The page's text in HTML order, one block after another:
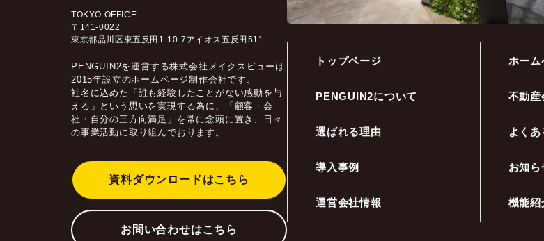
TOKYO OFFICE
〒141-0022
東京都品川区東五反田1-10-7アイオス五反田511
PENGUIN2を運営する株式会社メイクスビューは
2015年設立のホームページ制作会社です。
社名に込めた「誰も経験したことがない感動を与
える」という思いを実現する為に、「顧客・会
社・自分の三方向満足」を常に念頭に置き、日々
の事業活動に取り組んでおります。
資料ダウンロードはこちら
お問い合わせはこちら
トップページ
PENGUIN2について
選ばれる理由
導入事例
運営会社情報
ホーム
不動産
よくあ
お知ら
機能紹